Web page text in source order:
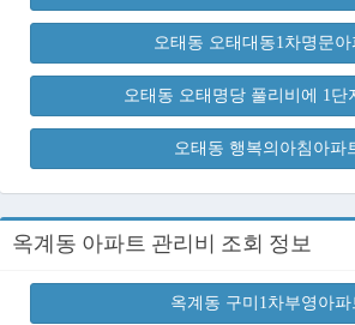
오태동 오태대동1차명문아
오태동 오태명당 풀리비에 1단
오태동 행복의아침아파
옥계동 아파트 관리비 조회 정보
옥계동 구미1차부영아파